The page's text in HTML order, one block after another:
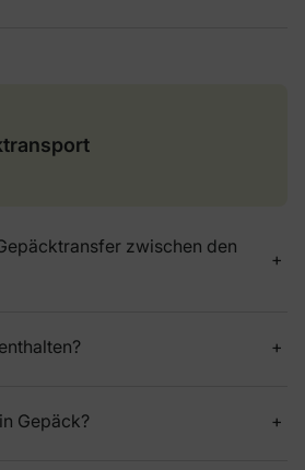
zwischen den
Gepäck?